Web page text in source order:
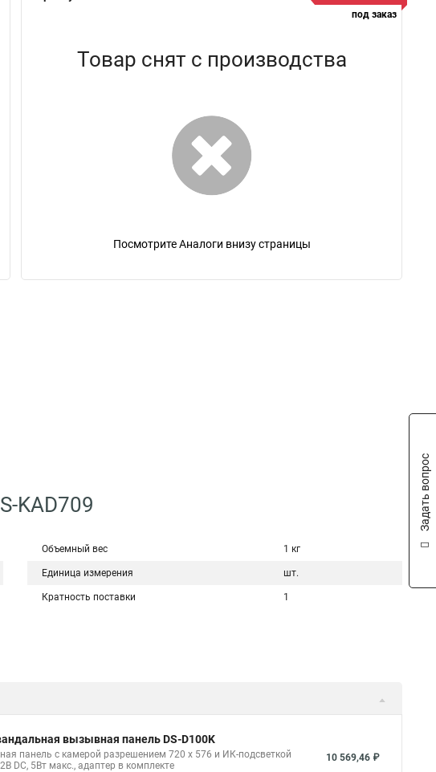
под заказ
Товар снят с производства
Посмотрите Аналоги внизу страницы
KAD709
Объемный вес 1 кг
Единица измерения шт.
Кратность поставки 1
вызывная панель DS-D100K
панель с камерой разрешением 720 х 576 и ИК-подсветкой
DC, 5Вт макс., адаптер в комплекте
10 569,46 ₽
Задать вопрос